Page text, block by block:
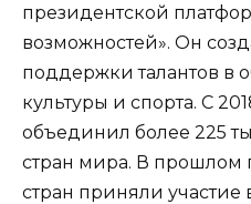
президентской
возможностей». Он
поддержки талантов в
культуры и спорта. С
объединил более 225
стран мира. В прошлом
стран приняли участие